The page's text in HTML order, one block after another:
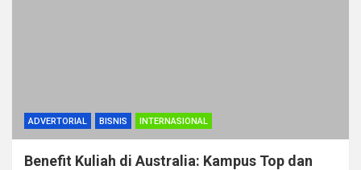
ADVERTORIAL BISNIS INTERNASIONAL
Benefit Kuliah di Australia: Kampus Top dan